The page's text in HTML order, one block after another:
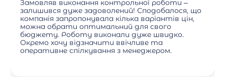
Замовляв виконання контрольної роботи –
залишився дуже задоволений! Сподобалося, що
компанія запропонувала кілька варіантів цін,
можна обрати оптимальний для свого
бюджету. Роботу виконали дуже швидко.
Окремо хочу відзначити ввічливе та
оперативне спілкування з менеджером.